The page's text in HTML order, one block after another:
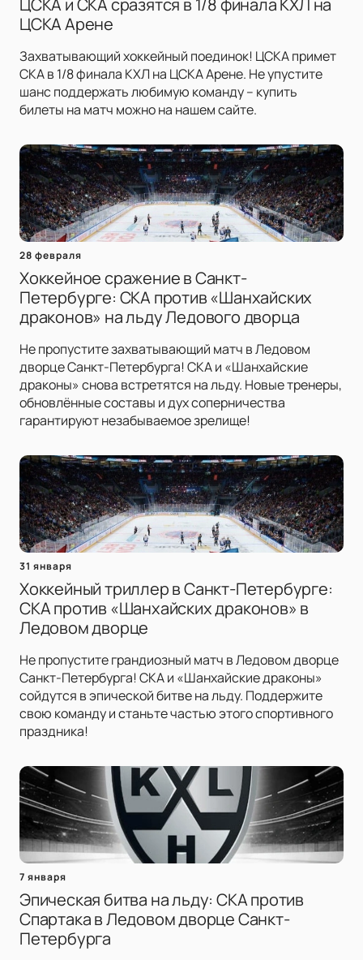
ЦСКА и СКА сразятся в 1/8 финала КХЛ на
ЦСКА Арене
Захватывающий хоккейный поединок! ЦСКА примет
СКА в 1/8 финала КХЛ на ЦСКА Арене. Не упустите
шанс поддержать любимую команду – купить
билеты на матч можно на нашем сайте.
28 февраля
Хоккейное сражение в Санкт-
Петербурге: СКА против «Шанхайских
драконов» на льду Ледового дворца
Не пропустите захватывающий матч в Ледовом
дворце Санкт-Петербурга! СКА и «Шанхайские
драконы» снова встретятся на льду. Новые тренеры,
обновлённые составы и дух соперничества
гарантируют незабываемое зрелище!
31 января
Хоккейный триллер в Санкт-Петербурге:
СКА против «Шанхайских драконов» в
Ледовом дворце
Не пропустите грандиозный матч в Ледовом дворце
Санкт-Петербурга! СКА и «Шанхайские драконы»
сойдутся в эпической битве на льду. Поддержите
свою команду и станьте частью этого спортивного
праздника!
7 января
Эпическая битва на льду: СКА против
Спартака в Ледовом дворце Санкт-
Петербурга